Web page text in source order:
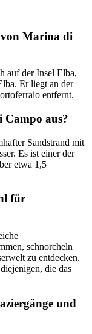
von Marina di
auf der Insel Elba,
Er liegt an der
entfernt.
aus?
Sandstrand mit
Es ist einer der
etwa 1,5
für
schnorcheln
zu entdecken.
die das
und